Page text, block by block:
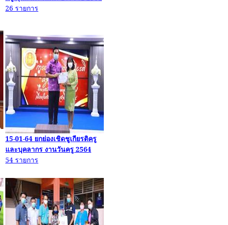
26 รายการ
15-01-64 ยกย่องเชิดชูเกียรติครู
และบุคลากร งานวันครู 2564
54 รายการ